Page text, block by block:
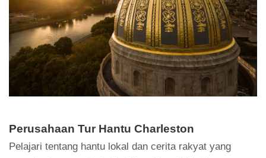
Perusahaan Tur Hantu Charleston
Pelajari tentang hantu lokal dan cerita rakyat yang